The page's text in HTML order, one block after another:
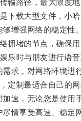
路径，最大限度地
载大型文件，小哈
增强网络的稳定性。
堵的节点，确保用
时与朋友进行语音
，对网络环境进行
制最适合自己的网
，无论您是使用
享受高速、稳定网